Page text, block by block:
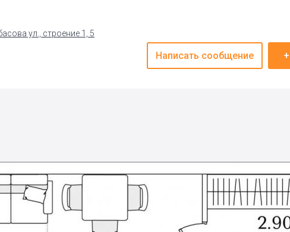
ул., строение 1, 5
Написать сообщение